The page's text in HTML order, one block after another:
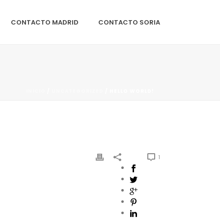
CONTACTO MADRID CONTACTO SORIA
1